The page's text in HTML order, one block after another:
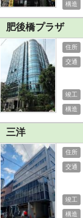
構造
肥後橋プラザ
住所
交通
竣工
構造
三洋
住所
交通
竣工
構造